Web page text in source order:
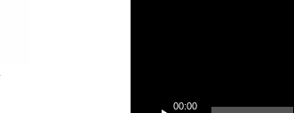
00:00